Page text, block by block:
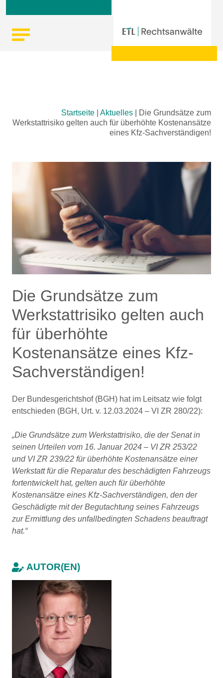
content
Startseite Aktuelles
Die Grundsätze zum
Werkstattrisiko gelten auch für überhöhte Kostenansätze
eines Kfz-Sachverständigen!
Die Grundsätze zum
Werkstattrisiko gelten auch
für überhöhte
Kostenansätze eines Kfz-
Sachverständigen!
Der Bundesgerichtshof (BGH) hat im Leitsatz wie folgt
entschieden (BGH, Urt. v. 12.03.2024 – VI ZR 280/22):
„Die Grundsätze zum Werkstattrisiko, die der Senat in
seinen Urteilen vom 16. Januar 2024 – VI ZR 253/22
und VI ZR 239/22 für überhöhte Kostenansätze einer
Werkstatt für die Reparatur des beschädigten Fahrzeugs
fortentwickelt hat, gelten auch für überhöhte
Kostenansätze eines Kfz-Sachverständigen, den der
Geschädigte mit der Begutachtung seines Fahrzeugs
zur Ermittlung des unfallbedingten Schadens beauftragt
hat.“
AUTOR(EN)